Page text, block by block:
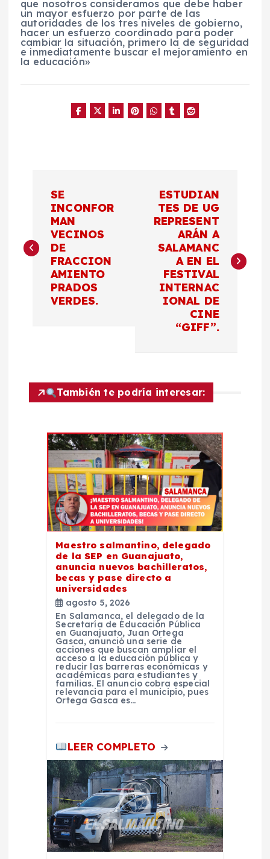
que nosotros consideramos que debe haber
un mayor esfuerzo por parte de las
autoridades de los tres niveles de gobierno,
hacer un esfuerzo coordinado para poder
cambiar la situación, primero la de seguridad
e inmediatamente buscar el mejoramiento en
la educación»
v
SE
INCONFOR
MAN
VECINOS
DE
FRACCION
AMIENTO
PRADOS
VERDES.
ESTUDIAN
TES DE UG
REPRESENT
ARÁN A
SALAMANC
A EN EL
FESTIVAL
INTERNAC
IONAL DE
CINE
“GIFF”.
También te podría interesar:
Maestro salmantino, delegado
de la SEP en Guanajuato,
anuncia nuevos bachilleratos,
becas y pase directo a
universidades
agosto 5, 2026
En Salamanca, el delegado de la
Secretaría de Educación Pública
en Guanajuato, Juan Ortega
Gasca, anunció una serie de
acciones que buscan ampliar el
acceso a la educación pública y
reducir las barreras económicas y
académicas para estudiantes y
familias. El anuncio cobra especial
relevancia para el municipio, pues
Ortega Gasca es…
LEER COMPLETO